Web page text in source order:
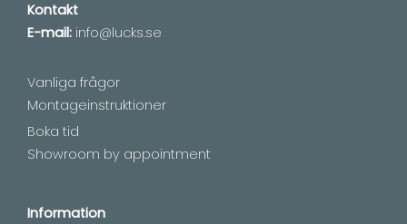
Kontakt
E-mail: info@lucks.se
Vanliga frågor
Montageinstruktioner
Boka tid
Showroom by appointment
Information